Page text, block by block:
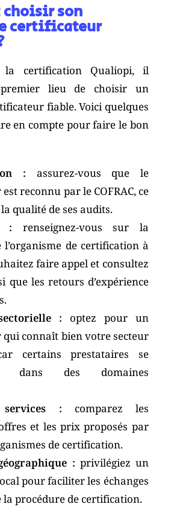
son
certificateur
la certification Qualiopi, il
lieu de choisir un
fiable. Voici quelques
en compte pour faire le bon
: assurez-vous que le
reconnu par le COFRAC, ce
qualité de ses audits.
: renseignez-vous sur la
de certification à
faire appel et consultez
que les retours d’expérience
: optez pour un
connaît bien votre secteur
certains prestataires se
dans des domaines
: comparez les
et les prix proposés par
de certification.
: privilégiez un
pour faciliter les échanges
la procédure de certification.